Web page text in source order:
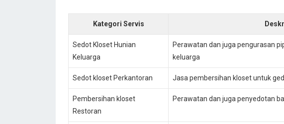
Kategori Servis
Sedot Kloset Hunian
Keluarga
Perawatan dan juga pengurasan
keluarga
Sedot kloset Perkantoran Jasa pembersihan kloset untuk
Pembersihan kloset
Restoran
Perawatan dan juga penyedotan